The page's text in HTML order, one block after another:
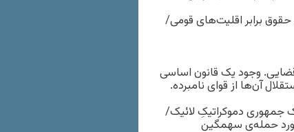
برابر اقلیت‌های قومی/
وجود یک قانون اساسی
آن‌ها از قوای نامبرده.
جمهوری دموکراتیکِ لائیک/
مورد حمله‌ی سهمگین